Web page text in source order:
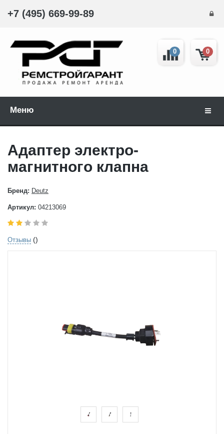
+7 (495) 669-99-89
0
0
Меню
Адаптер электро-
магнитного клапна
Бренд: Deutz
Артикул: 04213069
Отзывы ()